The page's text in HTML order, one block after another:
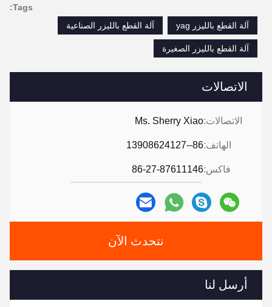
الاتصالات
الاتصالات:Ms. Sherry Xiao
الهاتف:86--13908624127
فاكس:86-27-87611146
نتحدث الآن
أرسل لنا
Tags:
آلة القطع بالليزر yag
آلة القطع بالليزر الصناعية
آلة القطع بالليزر الصغيرة